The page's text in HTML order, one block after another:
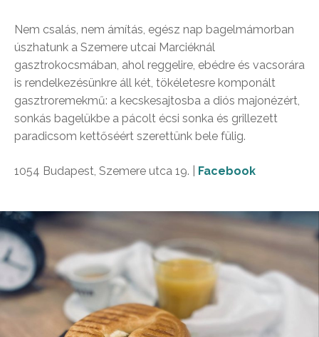
Nem csalás, nem ámítás, egész nap bagelmámorban
úszhatunk a Szemere utcai Marciéknál
gasztrokocsmában, ahol reggelire, ebédre és vacsorára
is rendelkezésünkre áll két, tökéletesre komponált
gasztroremekmű: a kecskesajtosba a diós majonézért,
sonkás bagelükbe a pácolt écsi sonka és grillezett
paradicsom kettőséért szerettünk bele fülig.
1054 Budapest, Szemere utca 19. | Facebook